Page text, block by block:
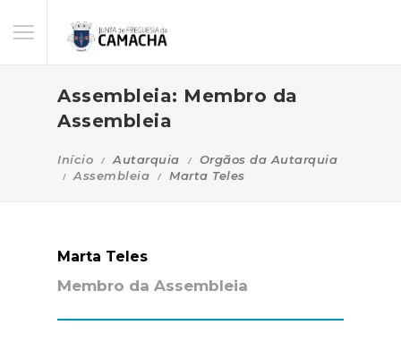
Assembleia: Membro da
Assembleia
Início Autarquia
Orgãos da Autarquia
Assembleia
Marta Teles
Marta Teles
Membro da Assembleia